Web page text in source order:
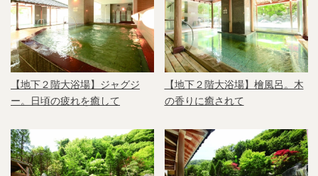
【地下２階大浴場】ジャグジ
ー。日頃の疲れを癒して
【地下２階大浴場】檜風呂。木
の香りに癒されて